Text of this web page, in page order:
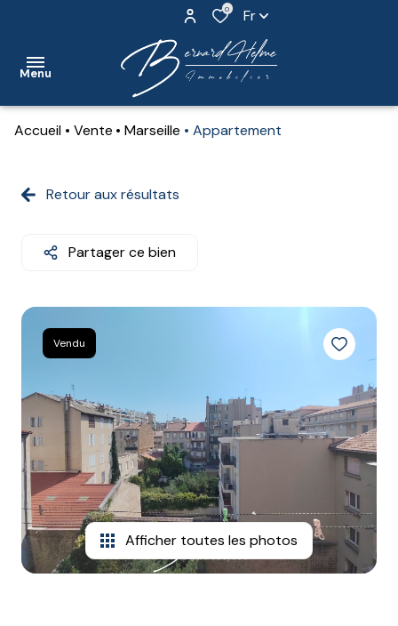
0 Fr
Menu
nos
contact
agence
estimation
Accueil Vente Marseille Appartement
Retour aux résultats
Partager ce bien
Vendu
Afficher toutes les photos